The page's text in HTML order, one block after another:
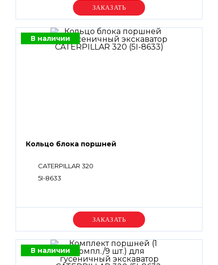
Уточняйте цену
В наличии
Кольцо блока поршней
CATERPILLAR 320
5I-8633
Уточняйте цену
В наличии